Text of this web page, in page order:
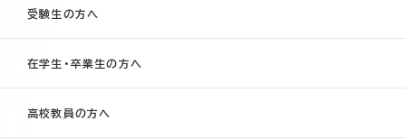
受験生の方へ
在学生・卒業生の方へ
高校教員の方へ